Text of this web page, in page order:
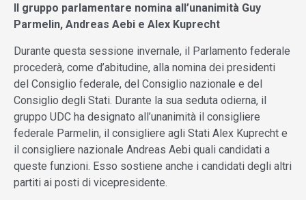
Il gruppo parlamentare nomina all’unanimità Guy
Parmelin, Andreas Aebi e Alex Kuprecht
Durante questa sessione invernale, il Parlamento federale
procederà, come d’abitudine, alla nomina dei presidenti
del Consiglio federale, del Consiglio nazionale e del
Consiglio degli Stati. Durante la sua seduta odierna, il
gruppo UDC ha designato all’unanimità il consigliere
federale Parmelin, il consigliere agli Stati Alex Kuprecht e
il consigliere nazionale Andreas Aebi quali candidati a
queste funzioni. Esso sostiene anche i candidati degli altri
partiti ai posti di vicepresidente.